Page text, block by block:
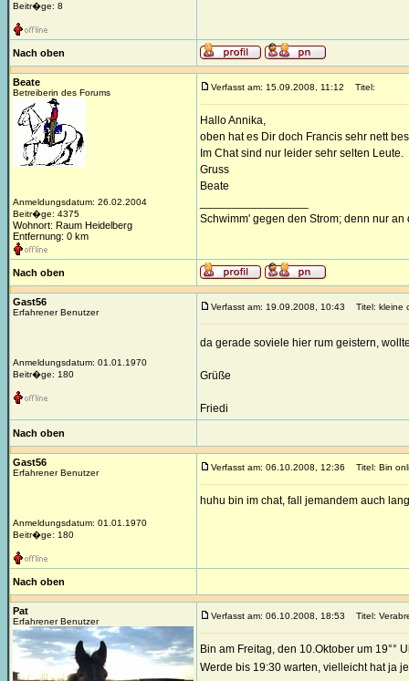
Beitr�ge: 8
Nach oben
Beate
Betreiberin des Forums
Anmeldungsdatum: 26.02.2004
Beitr�ge: 4375
Wohnort: Raum Heidelberg
Entfernung: 0 km
Verfasst am: 15.09.2008, 11:12 Titel:
Hallo Annika,
oben hat es Dir doch Francis sehr nett
Im Chat sind nur leider sehr selten Leute.
Gruss
Beate
Schwimm' gegen den Strom; denn nur
Nach oben
Gast56
Erfahrener Benutzer
Anmeldungsdatum: 01.01.1970
Beitr�ge: 180
Verfasst am: 19.09.2008, 10:43 Titel: kleine
da gerade soviele hier rum geistern,
Grüße
Friedi
Nach oben
Gast56
Erfahrener Benutzer
Anmeldungsdatum: 01.01.1970
Beitr�ge: 180
Verfasst am: 06.10.2008, 12:36 Titel: Bin
huhu bin im chat, fall jemandem auch
Nach oben
Pat
Erfahrener Benutzer
Verfasst am: 06.10.2008, 18:53 Titel:
Bin am Freitag, den 10.Oktober um 19°°
Werde bis 19:30 warten, vielleicht hat ja